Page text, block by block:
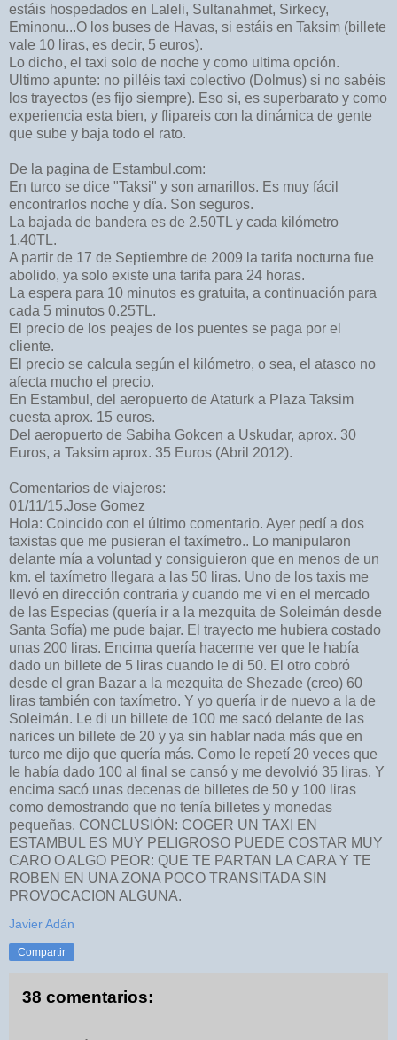
estáis hospedados en Laleli, Sultanahmet, Sirkecy,
Eminonu...O los buses de Havas, si estáis en Taksim (billete
vale 10 liras, es decir, 5 euros).
Lo dicho, el taxi solo de noche y como ultima opción.
Ultimo apunte: no pilléis taxi colectivo (Dolmus) si no sabéis
los trayectos (es fijo siempre). Eso si, es superbarato y como
experiencia esta bien, y flipareis con la dinámica de gente
que sube y baja todo el rato.
De la pagina de Estambul.com:
En turco se dice "Taksi" y son amarillos. Es muy fácil
encontrarlos noche y día. Son seguros.
La bajada de bandera es de 2.50TL y cada kilómetro
1.40TL.
A partir de 17 de Septiembre de 2009 la tarifa nocturna fue
abolido, ya solo existe una tarifa para 24 horas.
La espera para 10 minutos es gratuita, a continuación para
cada 5 minutos 0.25TL.
El precio de los peajes de los puentes se paga por el
cliente.
El precio se calcula según el kilómetro, o sea, el atasco no
afecta mucho el precio.
En Estambul, del aeropuerto de Ataturk a Plaza Taksim
cuesta aprox. 15 euros.
Del aeropuerto de Sabiha Gokcen a Uskudar, aprox. 30
Euros, a Taksim aprox. 35 Euros (Abril 2012).
Comentarios de viajeros:
01/11/15.Jose Gomez
Hola: Coincido con el último comentario. Ayer pedí a dos
taxistas que me pusieran el taxímetro.. Lo manipularon
delante mía a voluntad y consiguieron que en menos de un
km. el taxímetro llegara a las 50 liras. Uno de los taxis me
llevó en dirección contraria y cuando me vi en el mercado
de las Especias (quería ir a la mezquita de Soleimán desde
Santa Sofía) me pude bajar. El trayecto me hubiera costado
unas 200 liras. Encima quería hacerme ver que le había
dado un billete de 5 liras cuando le di 50. El otro cobró
desde el gran Bazar a la mezquita de Shezade (creo) 60
liras también con taxímetro. Y yo quería ir de nuevo a la de
Soleimán. Le di un billete de 100 me sacó delante de las
narices un billete de 20 y ya sin hablar nada más que en
turco me dijo que quería más. Como le repetí 20 veces que
le había dado 100 al final se cansó y me devolvió 35 liras. Y
encima sacó unas decenas de billetes de 50 y 100 liras
como demostrando que no tenía billetes y monedas
pequeñas. CONCLUSIÓN: COGER UN TAXI EN
ESTAMBUL ES MUY PELIGROSO PUEDE COSTAR MUY
CARO O ALGO PEOR: QUE TE PARTAN LA CARA Y TE
ROBEN EN UNA ZONA POCO TRANSITADA SIN
PROVOCACION ALGUNA.
Javier Adán
Compartir
38 comentarios: